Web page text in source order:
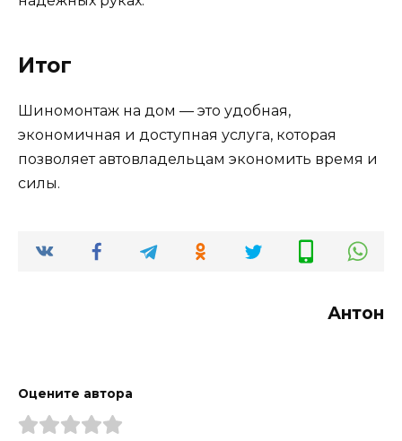
Итог
Шиномонтаж на дом — это удобная,
экономичная и доступная услуга, которая
позволяет автовладельцам экономить время и
силы.
Антон
Оцените автора